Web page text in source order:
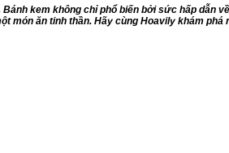
kem không chỉ phổ biến bởi sức hấp
món ăn tinh thần. Hãy cùng Hoavily khám